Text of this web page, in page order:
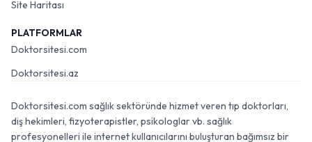
Site Haritası
PLATFORMLAR
Doktorsitesi.com
Doktorsitesi.az
Doktorsitesi.com sağlık sektöründe hizmet veren tıp doktorları,
diş hekimleri, fizyoterapistler, psikologlar vb. sağlık
profesyonelleri ile internet kullanıcılarını buluşturan bağımsız bir